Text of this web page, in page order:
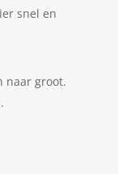
snel en
naar groot.